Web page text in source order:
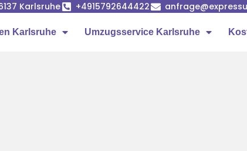
Karlsruhe +4915792644422
Karlsruhe Umzugsservice Karlsruhe